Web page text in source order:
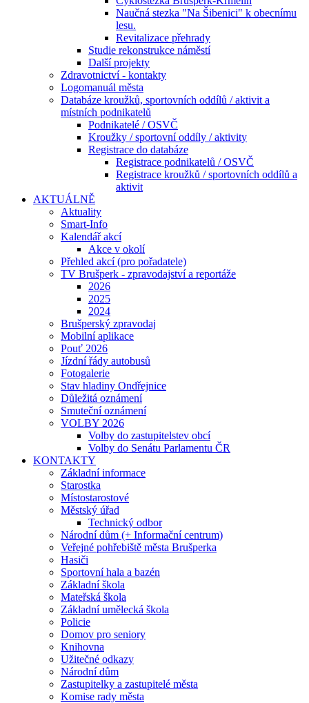
Naučná stezka "Na Šibenici" k obecnímu
lesu.
Revitalizace přehrady
Studie rekonstrukce náměstí
Další projekty
Zdravotnictví - kontakty
Logomanuál města
Databáze kroužků, sportovních oddílů / aktivit a
místních podnikatelů
Podnikatelé / OSVČ
Kroužky / sportovní oddíly / aktivity
Registrace do databáze
Registrace podnikatelů / OSVČ
Registrace kroužků / sportovních oddílů a
aktivit
AKTUÁLNĚ
Aktuality
Smart-Info
Kalendář akcí
Akce v okolí
Přehled akcí (pro pořadatele)
TV Brušperk - zpravodajství a reportáže
2026
2025
2024
Brušperský zpravodaj
Mobilní aplikace
Pouť 2026
Jízdní řády autobusů
Fotogalerie
Stav hladiny Ondřejnice
Důležitá oznámení
Smuteční oznámení
VOLBY 2026
Volby do zastupitelstev obcí
Volby do Senátu Parlamentu ČR
KONTAKTY
Základní informace
Starostka
Místostarostové
Městský úřad
Technický odbor
Národní dům (+ Informační centrum)
Veřejné pohřebiště města Brušperka
Hasiči
Sportovní hala a bazén
Základní škola
Mateřská škola
Základní umělecká škola
Policie
Domov pro seniory
Knihovna
Užitečné odkazy
Národní dům
Zastupitelky a zastupitelé města
Komise rady města